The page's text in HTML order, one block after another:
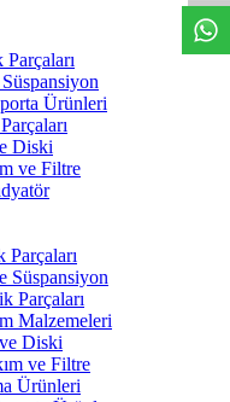
Ürünleri
Diski
ve Filtre
Süspansiyon
Parçaları
Malzemeleri
Diski
ve Filtre
Ürünleri